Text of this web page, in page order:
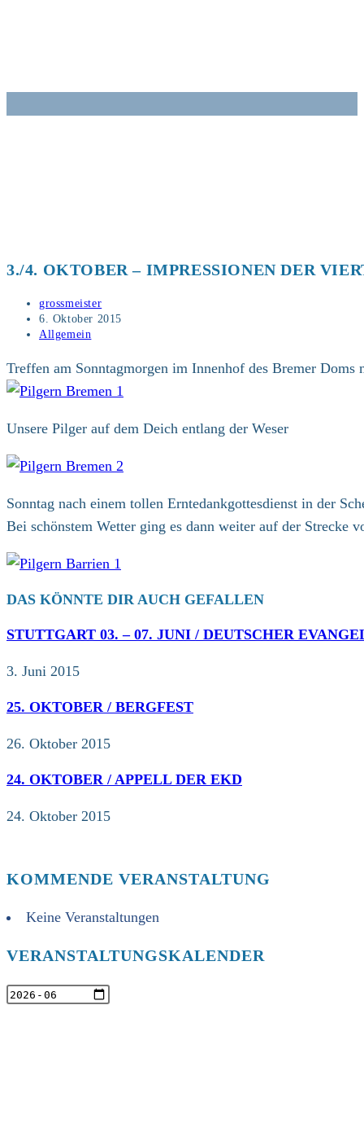
3./4. OKTOBER – IMPRESSIONEN DER
Beitrags-
Autor:
grossmeister
Beitrag
veröffentlicht:
6. Oktober 2015
Beitrags-
Allgemein
Treffen am Sonntagmorgen im Innenhof des Bremer Doms
Unsere Pilger auf dem Deich entlang der Weser
Sonntag nach einem tollen Erntedankgottesdienst in der
Bei schönstem Wetter ging es dann weiter auf der Strecke
DAS KÖNNTE DIR AUCH GEFALLEN
STUTTGART 03. – 07. JUNI / DEUTSCHER
3. Juni 2015
25. OKTOBER / BERGFEST
26. Oktober 2015
24. OKTOBER / APPELL DER EKD
24. Oktober 2015
KOMMENDE VERANSTALTUNG
Keine Veranstaltungen
VERANSTALTUNGSKALENDER